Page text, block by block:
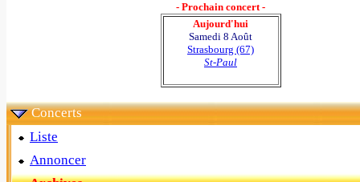
- Prochain concert -
Aujourd'hui
Samedi 8 Août
Strasbourg (67)
St-Paul
Concerts
Liste
Annoncer